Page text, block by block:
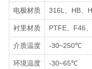
电极材质 316L、HB、
衬里材质 PTFE、F46
介质温度 -30~250℃
环境温度 -30~65℃